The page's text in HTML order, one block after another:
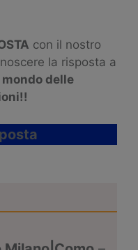
con il nostro
la risposta a
delle